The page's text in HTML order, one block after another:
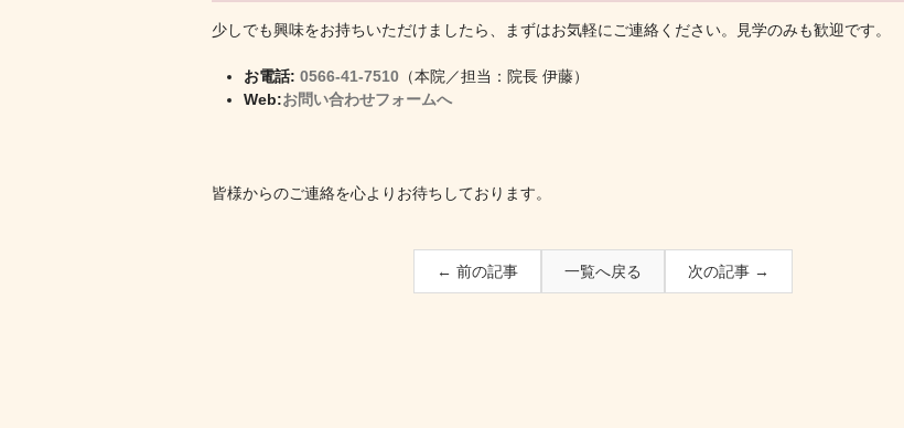
少しでも興味をお持ちいただけましたら、まずはお気軽にご連絡ください。見学のみも歓迎です。
お電話: 0566-41-7510（本院／担当：院長 伊藤）
Web:お問い合わせフォームへ
皆様からのご連絡を心よりお待ちしております。
← 前の記事 一覧へ戻る 次の記事 →